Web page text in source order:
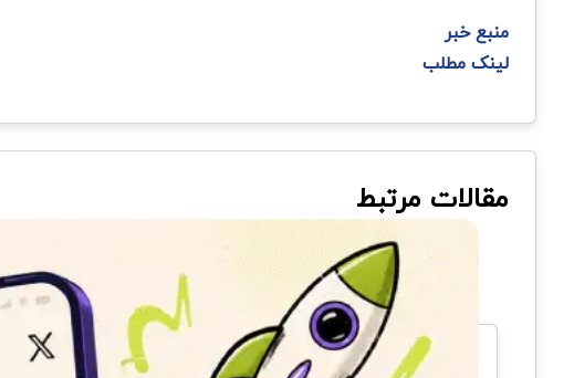
منبع خبر
لینک مطلب
مقالات مرتبط